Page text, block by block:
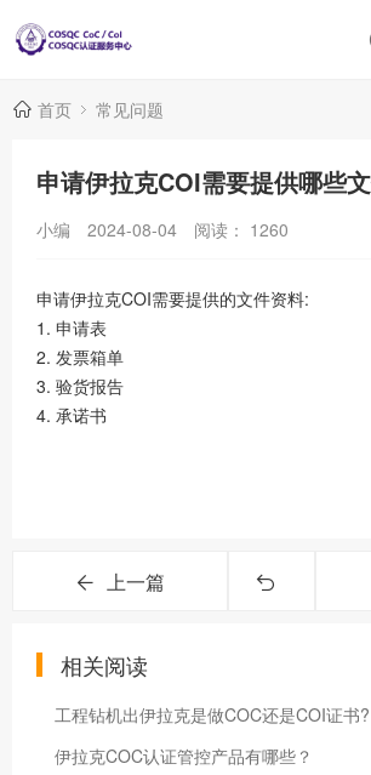
首页 常见问题
申请伊拉克COI需要提供哪些
小编 2024-08-04 阅读： 1260
申请伊拉克COI需要提供的文件资料:
1. 申请表
2. 发票箱单
3. 验货报告
4. 承诺书
上一篇
相关阅读
工程钻机出伊拉克是做COC还是COI证书?
伊拉克COC认证管控产品有哪些？